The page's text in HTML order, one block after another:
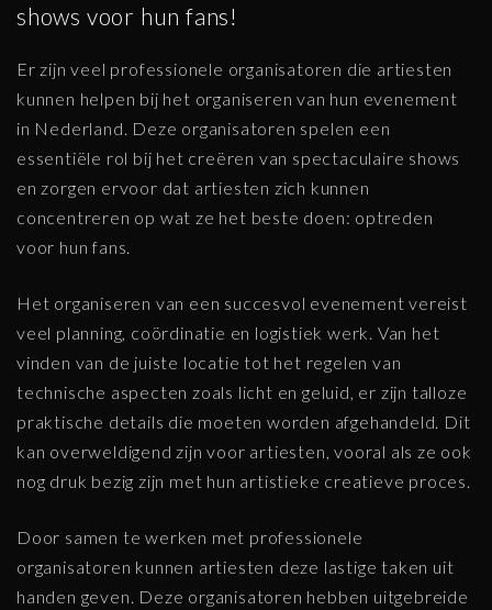
shows voor hun fans!
Er zijn veel professionele organisatoren die artiesten
kunnen helpen bij het organiseren van hun evenement
in Nederland. Deze organisatoren spelen een
essentiële rol bij het creëren van spectaculaire shows
en zorgen ervoor dat artiesten zich kunnen
concentreren op wat ze het beste doen: optreden
voor hun fans.
Het organiseren van een succesvol evenement vereist
veel planning, coördinatie en logistiek werk. Van het
vinden van de juiste locatie tot het regelen van
technische aspecten zoals licht en geluid, er zijn talloze
praktische details die moeten worden afgehandeld. Dit
kan overweldigend zijn voor artiesten, vooral als ze ook
nog druk bezig zijn met hun artistieke creatieve proces.
Door samen te werken met professionele
organisatoren kunnen artiesten deze lastige taken uit
handen geven. Deze organisatoren hebben uitgebreide